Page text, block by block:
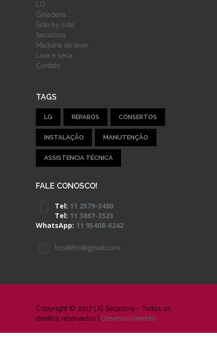
LG
Geladeira
Side by side
Secadora
Máquina de lavar
Lava e seca
Contato
TAGS
LG REPAROS CONSERTOS
INSTALAÇÃO MANUTENÇÃO
ASSISTENCIA TÉCNICA
FALE CONOSCO!
Tel: 11 2579-3480
Tel: 11 3867-3523
WhatsApp: 11 95408-6242
locallfrio@gmail.com
Copyright © 2017 LG Secadora - Todos os
direitos reservados |
Desenvolvimento